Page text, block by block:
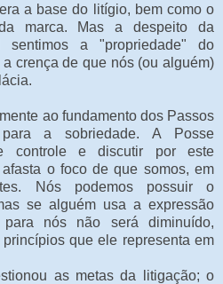
a base do litígio, bem como o
marca. Mas a despeito da
a "propriedade" do
crença de que nós (ou alguém)
ao fundamento dos Passos
a sobriedade. A Posse
controle e discutir por este
o foco de que somos, em
Nós podemos possuir o
se alguém usa a expressão
nós não será diminuído,
que ele representa em
as metas da litigação; o